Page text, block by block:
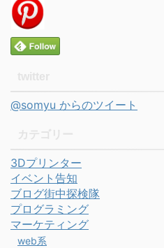
@somyu からのツイート
3Dプリンター
イベント告知
ブログ街中探検隊
プログラミング
マーケティング
web系